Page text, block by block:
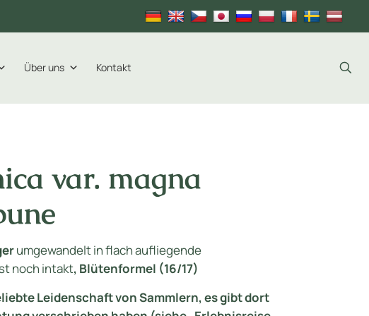
Über uns Kontakt
var. magna
umgewandelt in flach aufliegende
noch intakt, Blütenformel (16/17)
Leidenschaft von Sammlern, es gibt dort